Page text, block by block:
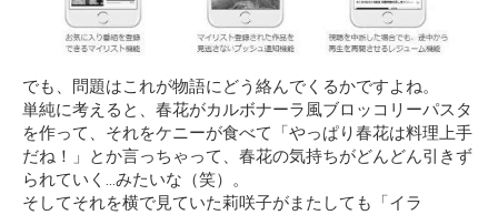
でも、問題はこれが物語にどう絡んでくるかですよね。
単純に考えると、春花がカルボナーラ風ブロッコリーパスタ
を作って、それをケニーが食べて「やっぱり春花は料理上手
だね！」とか言っちゃって、春花の気持ちがどんどん引きず
られていく…みたいな（笑）。
そしてそれを横で見ていた莉咲子がまたしても「イラ